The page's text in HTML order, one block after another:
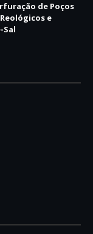
de Poços
e
Sal